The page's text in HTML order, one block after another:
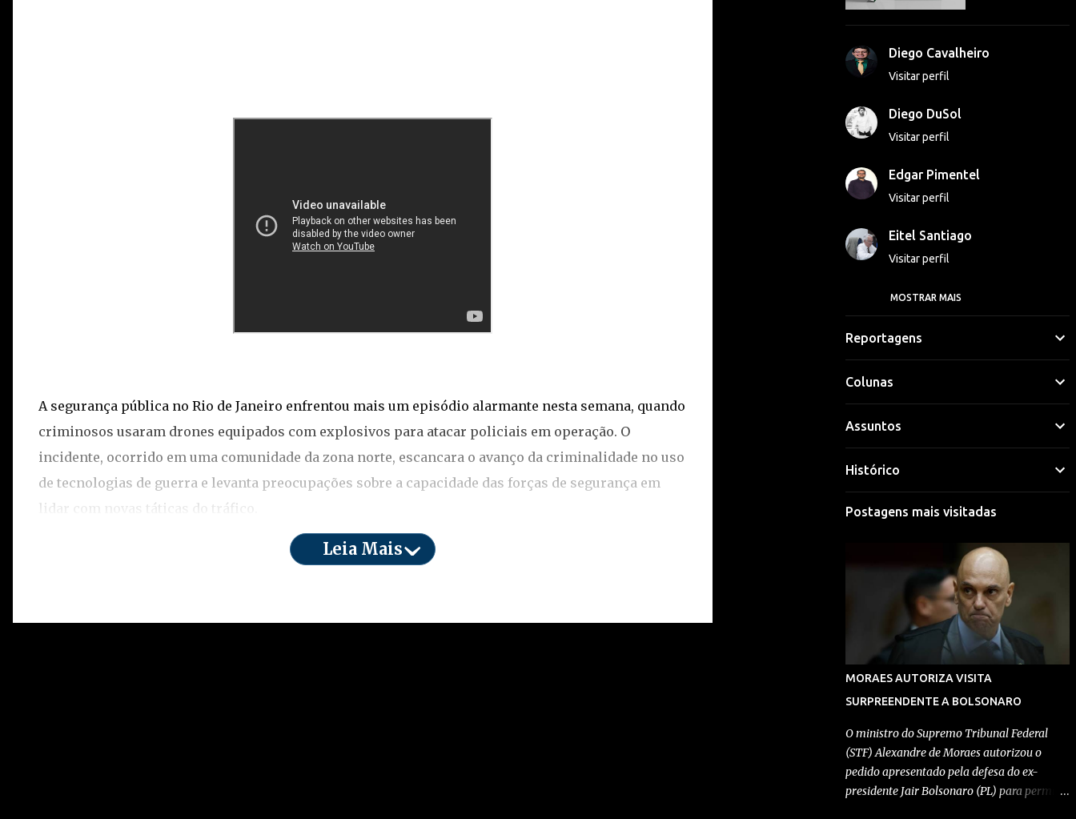
A segurança pública no Rio de Janeiro enfrentou mais um episódio alarmante nesta semana, quando
criminosos usaram drones equipados com explosivos para atacar policiais em operação. O
incidente, ocorrido em uma comunidade da zona norte, escancara o avanço da criminalidade no uso
de tecnologias de guerra e levanta preocupações sobre a capacidade das forças de segurança em
lidar com novas táticas do tráfico.
Leia Mais
Diego Cavalheiro
Visitar perfil
Diego DuSol
Visitar perfil
Edgar Pimentel
Visitar perfil
Eitel Santiago
Visitar perfil
Georgina Luna
Gláucio Vinicius
Visitar perfil
Hipólito Lima
Visitar perfil
Visitar perfil
Morgana Macena
Visitar perfil
Rafael Durand
Visitar perfil
Rafael Paes
Redação Pensando Direita
Visitar perfil
Redação Pensando Direita
MOSTRAR MAIS
Reportagens
Colunas
Assuntos
Histórico
Postagens mais visitadas
MORAES AUTORIZA VISITA
SURPREENDENTE A BOLSONARO
O ministro do Supremo Tribunal Federal
(STF) Alexandre de Moraes autorizou o
pedido apresentado pela defesa do ex-
presidente Jair Bolsonaro (PL) para permitir